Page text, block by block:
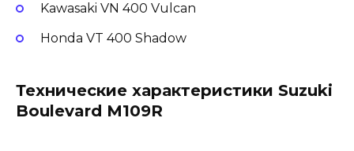
Kawasaki VN 400 Vulcan
Honda VT 400 Shadow
Технические характеристики Suzuki
Boulevard M109R